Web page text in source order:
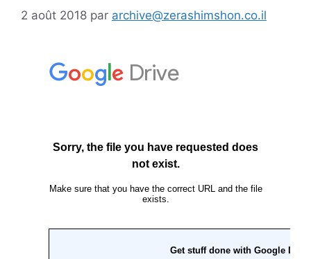
2 août 2018 par archive@zerashimshon.co.il